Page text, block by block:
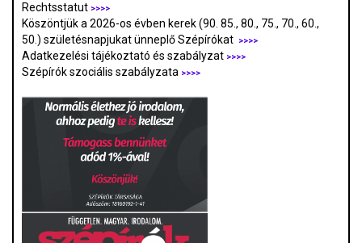
Rechtsstatut >>>>
Köszöntjük a 2026-os évben kerek (90. 85., 80., 75., 70., 60.,
50.) születésnapjukat ünneplő Szépírókat
>>>>
Adatkezelési tájékoztató és szabályzat >>>>
Szépírók szociális szabályzata >>>>